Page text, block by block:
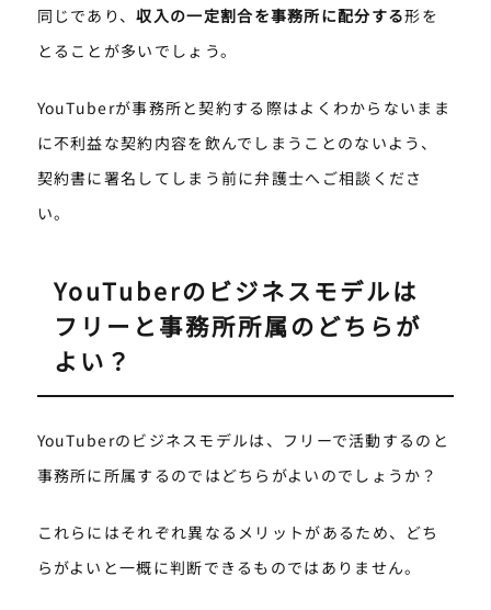
同じであり、収入の一定割合を事務所に配分する形を
とることが多いでしょう。
YouTuberが事務所と契約する際はよくわからないまま
に不利益な契約内容を飲んでしまうことのないよう、
契約書に署名してしまう前に弁護士へご相談くださ
い。
YouTuberのビジネスモデルは
フリーと事務所所属のどちらが
よい？
YouTuberのビジネスモデルは、フリーで活動するのと
事務所に所属するのではどちらがよいのでしょうか？
これらにはそれぞれ異なるメリットがあるため、どち
らがよいと一概に判断できるものではありません。